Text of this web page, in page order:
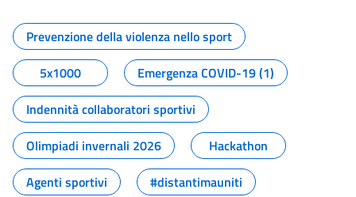
Tutti i contenuti della pagina
Prevenzione della violenza nello sport
5x1000
Emergenza COVID-19 (1)
Indennità collaboratori sportivi
Olimpiadi invernali 2026
Hackathon
Agenti sportivi
#distantimauniti